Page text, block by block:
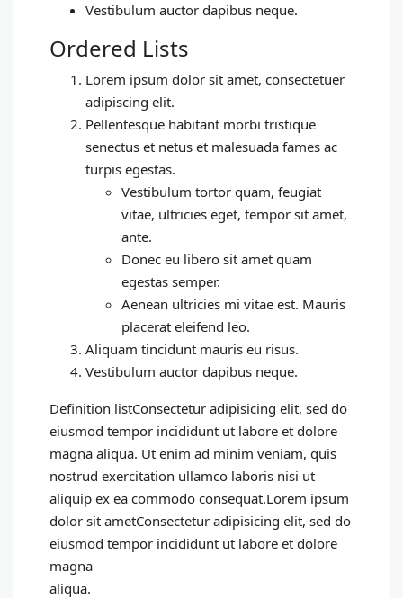
Vestibulum auctor dapibus neque.
Ordered Lists
Lorem ipsum dolor sit amet, consectetuer
adipiscing elit.
Pellentesque habitant morbi tristique
senectus et netus et malesuada fames ac
turpis egestas.
Vestibulum tortor quam, feugiat
vitae, ultricies eget, tempor sit amet,
ante.
Donec eu libero sit amet quam
egestas semper.
Aenean ultricies mi vitae est. Mauris
placerat eleifend leo.
Aliquam tincidunt mauris eu risus.
Vestibulum auctor dapibus neque.
Definition listConsectetur adipisicing elit, sed do
eiusmod tempor incididunt ut labore et dolore
magna aliqua. Ut enim ad minim veniam, quis
nostrud exercitation ullamco laboris nisi ut
aliquip ex ea commodo consequat.Lorem ipsum
dolor sit ametConsectetur adipisicing elit, sed do
eiusmod tempor incididunt ut labore et dolore
magna
aliqua.